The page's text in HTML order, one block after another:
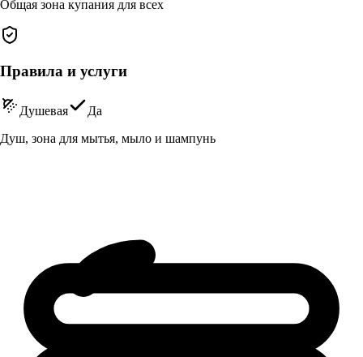
Общая зона купания для всех
Правила и услуги
Душевая
Да
Душ, зона для мытья, мыло и шампунь